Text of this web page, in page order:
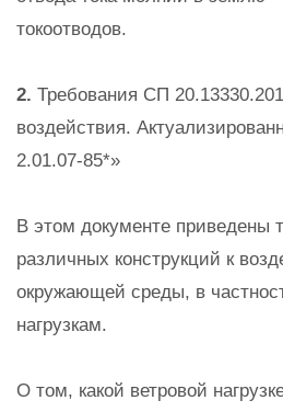
токоотводов.
2. Требования СП
воздействия.
2.01.07-85*»
В этом документе приведены
различных конструкций к
окружающей среды, в
нагрузкам.
О том, какой ветровой